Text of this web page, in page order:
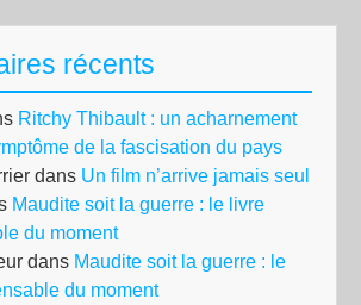
récents
Ritchy Thibault : un acharnement
de la fascisation du pays
dans Un film n’arrive jamais seul
Maudite soit la guerre : le livre
du moment
dans Maudite soit la guerre : le
du moment